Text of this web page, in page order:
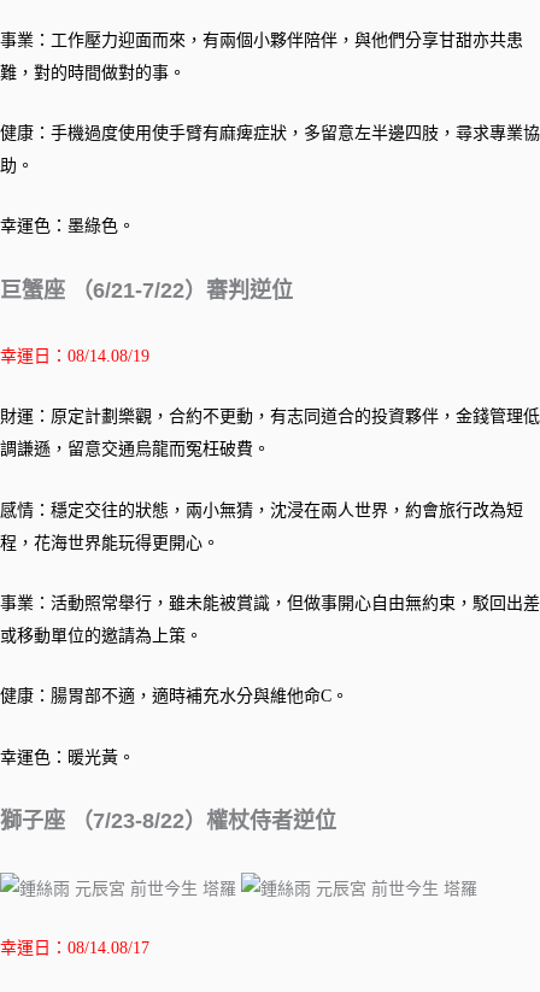
事業：工作壓力迎面而來，有兩個小夥伴陪伴，與他們分享甘甜亦共患
難，對的時間做對的事。
健康 ：手機過度使用使手臂有麻痺症狀，多留意左半邊四肢，尋求專業協
助。
幸運色：墨綠色。
巨蟹座 （6/21-7/22）審判逆位
幸運日：08/14.08/19
財運：原定計劃樂觀，合約不更動，有志同道合的投資夥伴，金錢管理低
調謙遜，留意交通烏龍而冤枉破費。
感情：穩定交往的狀態，兩小無猜，沈浸在兩人世界，約會旅行改為短
程，花海世界能玩得更開心。
事業：活動照常舉行，雖未能被賞識，但做事開心自由無約束，駁回出差
或移動單位的邀請為上策。
健康：腸胃部不適，適時補充水分與維他命C。
幸運色：暖光黃。
獅子座 （7/23-8/22）權杖侍者逆位
幸運日：08/14.08/17